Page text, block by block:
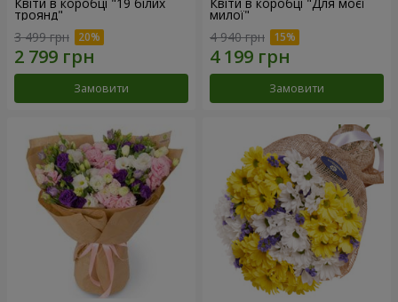
троянд"
3 499 грн
Замовити
милої"
4 940 грн
Замовити